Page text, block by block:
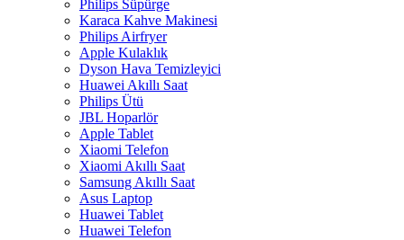
Philips Süpürge
Karaca Kahve Makinesi
Philips Airfryer
Apple Kulaklık
Dyson Hava Temizleyici
Huawei Akıllı Saat
Philips Ütü
JBL Hoparlör
Apple Tablet
Xiaomi Telefon
Xiaomi Akıllı Saat
Samsung Akıllı Saat
Asus Laptop
Huawei Tablet
Huawei Telefon